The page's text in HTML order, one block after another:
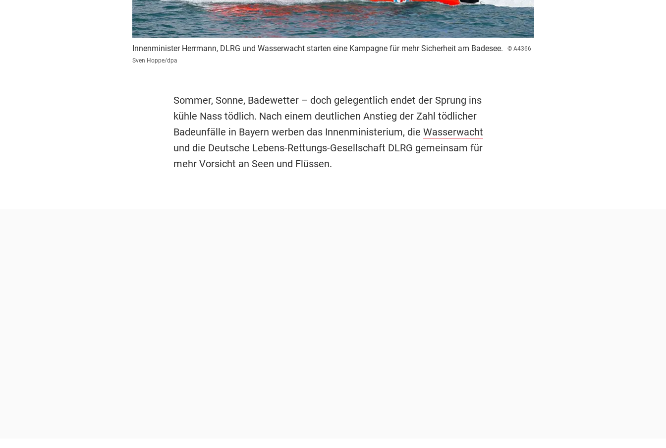
Innenminister Herrmann, DLRG und Wasserwacht starten eine Kampagne für mehr Sicherheit am Badesee.
© A4366
Sven Hoppe/dpa
Sommer, Sonne, Badewetter – doch gelegentlich endet der Sprung ins
kühle Nass tödlich. Nach einem deutlichen Anstieg der Zahl tödlicher
Badeunfälle in Bayern werben das Innenministerium, die Wasserwacht
und die Deutsche Lebens-Rettungs-Gesellschaft DLRG gemeinsam für
mehr Vorsicht an Seen und Flüssen.